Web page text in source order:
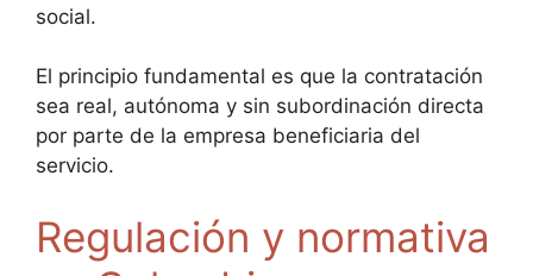
social.
El principio fundamental es que la contratación
sea real, autónoma y sin subordinación directa
por parte de la empresa beneficiaria del
servicio.
Regulación y normativa